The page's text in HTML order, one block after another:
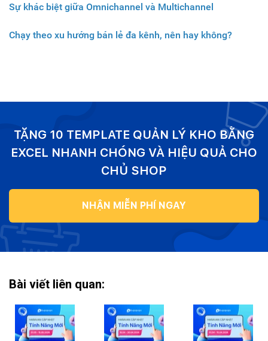
Sự khác biệt giữa Omnichannel và Multichannel
Chạy theo xu hướng bán lẻ đa kênh, nên hay không?
TẶNG 10 TEMPLATE QUẢN LÝ KHO BẰNG
EXCEL NHANH CHÓNG VÀ HIỆU QUẢ CHO
CHỦ SHOP
NHẬN MIỄN PHÍ NGAY
Bài viết liên quan: